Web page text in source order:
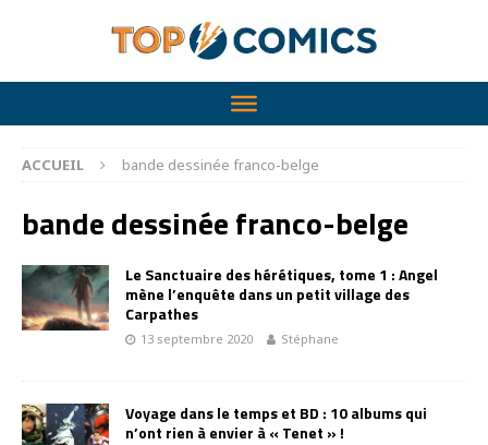
ACCUEIL bande dessinée franco-belge
bande dessinée franco-belge
Le Sanctuaire des hérétiques, tome 1 : Angel
mène l’enquête dans un petit village des
Carpathes
13 septembre 2020 Stéphane
Voyage dans le temps et BD : 10 albums qui
n’ont rien à envier à « Tenet » !